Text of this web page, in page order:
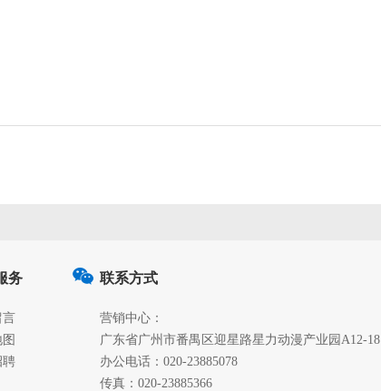
务
言
聘
联系方式
营销中心：
广东省广州市番禺区迎星路星力动漫产业园A12-18
办公电话：020-23885078
传真：020-23885366